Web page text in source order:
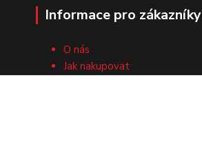
Informace pro zákazníky
O nás
Jak nakupovat